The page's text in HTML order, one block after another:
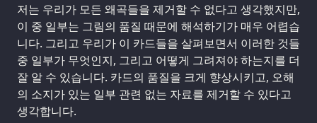
저는 우리가 모든 왜곡들을 제거할 수 없다고 생각했지만,
이 중 일부는 그림의 품질 때문에 해석하기가 매우 어렵습
니다. 그리고 우리가 이 카드들을 살펴보면서 이러한 것들
중 일부가 무엇인지, 그리고 어떻게 그려져야 하는지를 더
잘 알 수 있습니다. 카드의 품질을 크게 향상시키고, 오해
의 소지가 있는 일부 관련 없는 자료를 제거할 수 있다고
생각합니다.